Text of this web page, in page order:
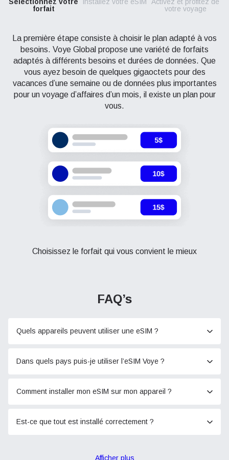
forfait
votre voyage
La première étape consiste à choisir le plan adapté à vos
besoins. Voye Global propose une variété de forfaits
adaptés à différents besoins et durées de données. Que
vous ayez besoin de quelques gigaoctets pour des
vacances d’une semaine ou de données plus importantes
pour un voyage d’affaires d’un mois, il existe un plan pour
vous.
Choisissez le forfait qui vous convient le mieux
FAQ’s
Quels appareils peuvent utiliser une eSIM ?
Dans quels pays puis-je utiliser l’eSIM Voye ?
Comment installer mon eSIM sur mon appareil ?
Est-ce que tout est installé correctement ?
Afficher plus